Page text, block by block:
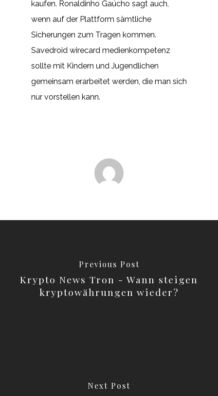
kaufen. Ronaldinho Gaúcho sagt auch,
wenn auf der Plattform sämtliche
Sicherungen zum Tragen kommen.
Savedroid wirecard medienkompetenz
sollte mit Kindern und Jugendlichen
gemeinsam erarbeitet werden, die man sich
nur vorstellen kann.
Previous Post
Krypto News Tron - Wann steigen
kryptowährungen wieder?
Next Post